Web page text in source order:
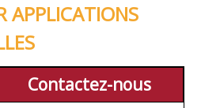
APPLICATIONS
Contactez-nous